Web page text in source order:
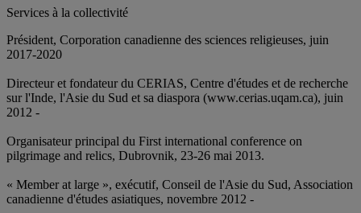
Services à la collectivité
Président, Corporation canadienne des sciences religieuses, juin
2017-2020
Directeur et fondateur du CERIAS, Centre d'études et de recherche
sur l'Inde, l'Asie du Sud et sa diaspora (www.cerias.uqam.ca), juin
2012 -
Organisateur principal du First international conference on
pilgrimage and relics, Dubrovnik, 23-26 mai 2013.
« Member at large », exécutif, Conseil de l'Asie du Sud, Association
canadienne d'études asiatiques, novembre 2012 -